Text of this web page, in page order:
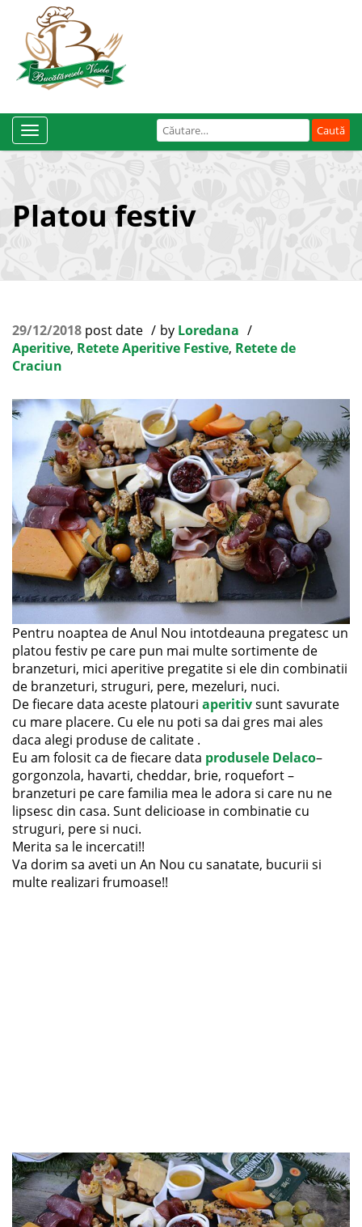
Caută
după:
Toggle
Navigation
Platou festiv
29/12/2018 post date by Loredana
Aperitive, Retete Aperitive Festive, Retete de
Craciun
Pentru noaptea de Anul Nou intotdeauna pregatesc un
platou festiv pe care pun mai multe sortimente de
branzeturi, mici aperitive pregatite si ele din combinatii
de branzeturi, struguri, pere, mezeluri, nuci.
De fiecare data aceste platouri aperitivsunt savurate
cu mare placere. Cu ele nu poti sa dai gres mai ales
daca alegi produse de calitate .
Eu am folosit ca de fiecare data produsele Delaco–
gorgonzola, havarti, cheddar, brie, roquefort –
branzeturi pe care familia mea le adora si care nu ne
lipsesc din casa. Sunt delicioase in combinatie cu
struguri, pere si nuci.
Merita sa le incercati!!
Va dorim sa aveti un An Nou cu sanatate, bucurii si
multe realizari frumoase!!